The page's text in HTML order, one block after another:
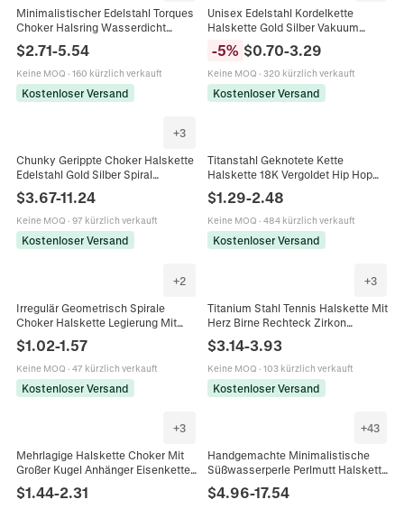
Minimalistischer Edelstahl Torques
Choker Halsring Wasserdicht
Geometrisch Offen Starrer
Halsschmuck Für Damen
$2.71-5.54
Keine MOQ · 160 kürzlich verkauft
Kostenloser Versand
Unisex Edelstahl Kordelkette
Halskette Gold Silber Vakuum
Galvanisierte Twistkette Hip Hop
Mode Schmuck Halsband
Halskette
-5% $0.70-3.29
Keine MOQ · 320 kürzlich verkauft
Kostenloser Versand
+3
Chunky Gerippte Choker Halskette
Edelstahl Gold Silber Spiral
Schlangenknochen Kette Mode
Schmuck Für Frauen
$3.67-11.24
Keine MOQ · 97 kürzlich verkauft
Kostenloser Versand
Titanstahl Geknotete Kette
Halskette 18K Vergoldet Hip Hop
Punk Stil Klobige Gliederkette
Schlüsselbein Choker Unisex
$1.29-2.48
Keine MOQ · 484 kürzlich verkauft
Kostenloser Versand
+2
Irregulär Geometrisch Spirale
Choker Halskette Legierung Mit
Schmuck Für Frauen
$1.02-1.57
Keine MOQ · 47 kürzlich verkauft
Kostenloser Versand
+3
Titanium Stahl Tennis Halskette Mit
Herz Birne Rechteck Zirkon
Choker Für Damen
$3.14-3.93
Keine MOQ · 103 kürzlich verkauft
Kostenloser Versand
+3
Mehrlagige Halskette Choker Mit
Großer Kugel Anhänger Eisenkette
Harz Punk Schmuck Für Damen
$1.44-2.31
+43
Handgemachte Minimalistische
Süßwasserperle Perlmutt Halskette
Vintage Barockperle Anhänger
Choker Mode Schmuck Für Damen
$4.96-17.54